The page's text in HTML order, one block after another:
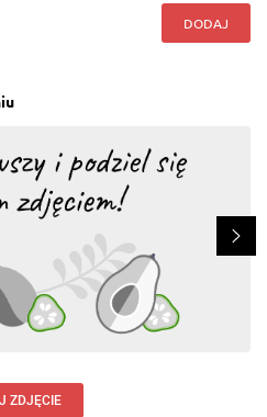
DODAJ
ZDJĘCIE